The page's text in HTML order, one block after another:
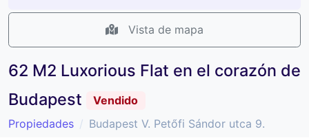
Vista de mapa
62 M2 Luxorious Flat en el corazón de
Budapest
Vendido
Propiedades
Budapest V. Petőfi Sándor utca 9.